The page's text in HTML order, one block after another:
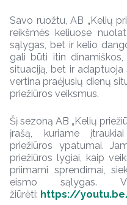
Savo ruožtu, AB „Kelių
reikšmės keliuose
sąlygas, bet ir kelio
gali būti itin
situaciją, bet ir adaptuoja
vertina praėjusių dienų
priežiūros veiksmus.
Šį sezoną AB „Kelių
įrašą, kuriame
priežiūros ypatumai.
priežiūros lygiai, kaip
priimami sprendimai,
eismo sąlygas.
žiūrėti: https://youtu.be/